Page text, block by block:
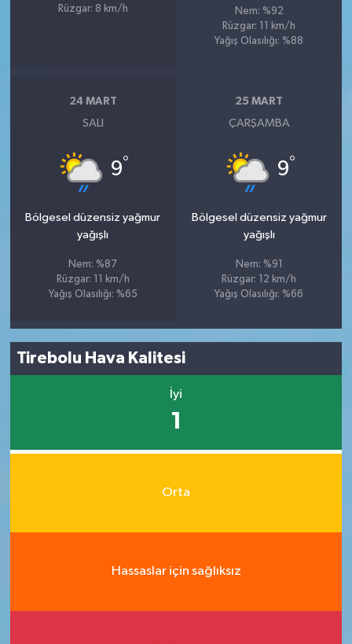
Rüzgar: 8 km/h
Nem: %92
Rüzgar: 11 km/h
Yağış Olasılığı: %88
24 MART
SALI
9°
Bölgesel düzensiz yağmur
yağışlı
Nem: %87
Rüzgar: 11 km/h
Yağış Olasılığı: %65
25 MART
ÇARŞAMBA
9°
Bölgesel düzensiz yağmur
yağışlı
Nem: %91
Rüzgar: 12 km/h
Yağış Olasılığı: %66
Tirebolu Hava Kalitesi
İyi
1
Orta
Hassaslar için sağlıksız